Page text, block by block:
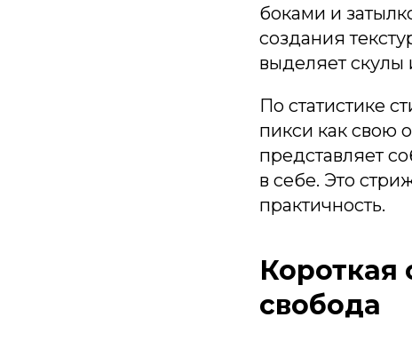
боками и
создания
выделяет скулы
По статистике
пикси как свою
представляет
в себе. Это
практичность.
Короткая
свобода